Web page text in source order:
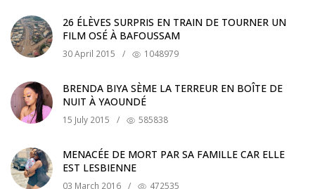
26 ÉLÈVES SURPRIS EN TRAIN DE TOURNER UN
FILM OSÉ À BAFOUSSAM
30 April 2015 / 1048979
BRENDA BIYA SÈME LA TERREUR EN BOÎTE DE
NUIT À YAOUNDÉ
15 July 2015 / 585838
MENACÉE DE MORT PAR SA FAMILLE CAR ELLE
EST LESBIENNE
03 March 2016 / 472535